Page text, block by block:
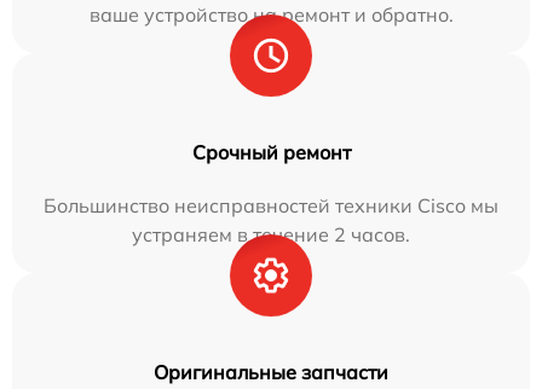
ваше устройство на ремонт и обратно.
Срочный ремонт
Большинство неисправностей техники Cisco мы
устраняем в течение 2 часов.
Оригинальные запчасти